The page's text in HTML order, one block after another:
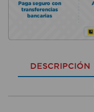
DESCRIPCIÓN